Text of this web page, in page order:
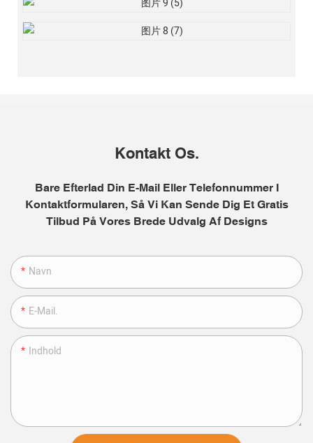
Kontakt Os.
Bare Efterlad Din E-Mail Eller Telefonnummer I
Kontaktformularen, Så Vi Kan Sende Dig Et Gratis
Tilbud På Vores Brede Udvalg Af Designs
Navn
E-Mail.
Indhold